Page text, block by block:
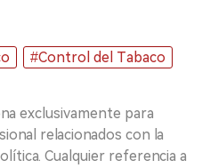
#Control del Tabaco
exclusivamente para
relacionados con la
Cualquier referencia a